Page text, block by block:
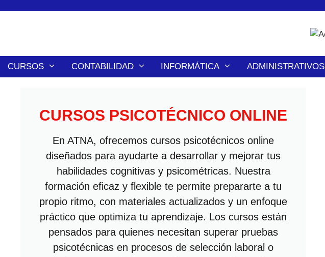
CURSOS CONTABILIDAD INFORMÁTICA ADMINISTRATIVOS
CURSOS PSICOTÉCNICO ONLINE
En ATNA, ofrecemos cursos psicotécnicos online
diseñados para ayudarte a desarrollar y mejorar tus
habilidades cognitivas y psicométricas. Nuestra
formación eficaz y flexible te permite prepararte a tu
propio ritmo, con materiales actualizados y un enfoque
práctico que optimiza tu aprendizaje. Los cursos están
pensados para quienes necesitan superar pruebas
psicotécnicas en procesos de selección laboral o